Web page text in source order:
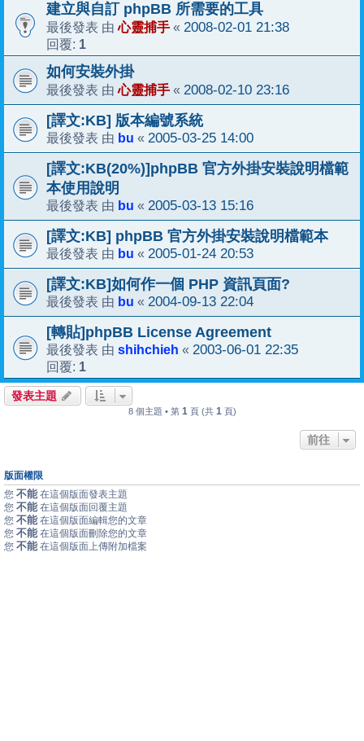
建立與自訂 phpBB 所需要的工具
最後發表 由心靈捕手 « 2008-02-01 21:38
回覆: 1
如何安裝外掛
最後發表 由心靈捕手 « 2008-02-10 23:16
[譯文:KB] 版本編號系統
最後發表 由 bu « 2005-03-25 14:00
[譯文:KB(20%)]phpBB 官方外掛安裝說明檔範
本使用說明
最後發表 由 bu « 2005-03-13 15:16
[譯文:KB] phpBB 官方外掛安裝說明檔範本
最後發表 由 bu « 2005-01-24 20:53
[譯文:KB]如何作一個 PHP 資訊頁面?
最後發表 由 bu « 2004-09-13 22:04
[轉貼]phpBB License Agreement
最後發表 由 shihchieh « 2003-06-01 22:35
回覆: 1
發表主題
8 個主題 • 第 1 頁 (共 1 頁)
前往
版面權限
您 不能 在這個版面發表主題
您 不能 在這個版面回覆主題
您 不能 在這個版面編輯您的文章
您 不能 在這個版面刪除您的文章
您 不能 在這個版面上傳附加檔案